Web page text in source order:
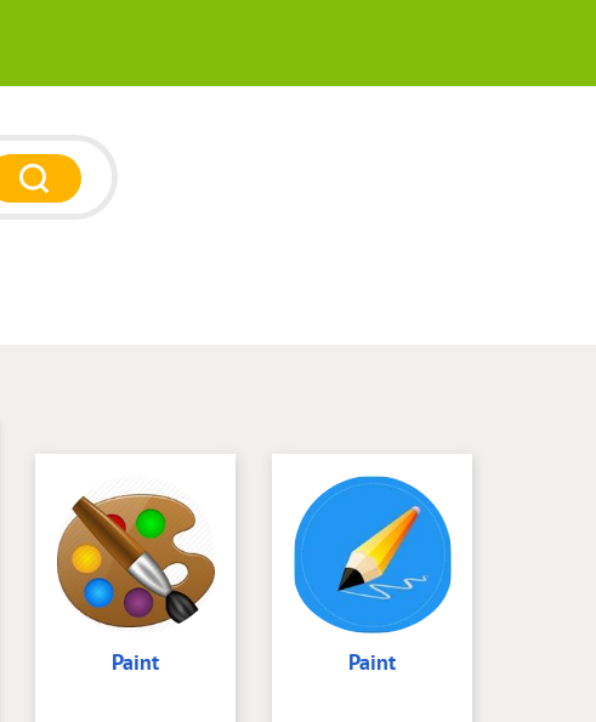
Paint Paint